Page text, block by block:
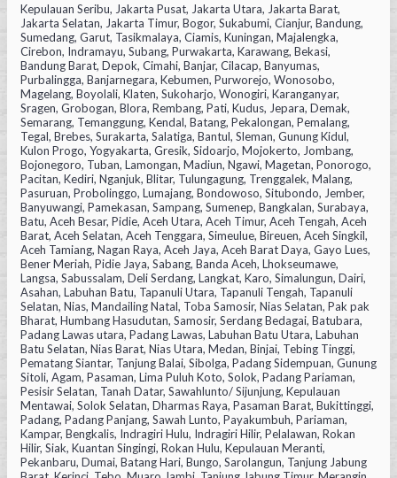
Kepulauan Seribu, Jakarta Pusat, Jakarta Utara, Jakarta Barat,
Jakarta Selatan, Jakarta Timur, Bogor, Sukabumi, Cianjur, Bandung,
Sumedang, Garut, Tasikmalaya, Ciamis, Kuningan, Majalengka,
Cirebon, Indramayu, Subang, Purwakarta, Karawang, Bekasi,
Bandung Barat, Depok, Cimahi, Banjar, Cilacap, Banyumas,
Purbalingga, Banjarnegara, Kebumen, Purworejo, Wonosobo,
Magelang, Boyolali, Klaten, Sukoharjo, Wonogiri, Karanganyar,
Sragen, Grobogan, Blora, Rembang, Pati, Kudus, Jepara, Demak,
Semarang, Temanggung, Kendal, Batang, Pekalongan, Pemalang,
Tegal, Brebes, Surakarta, Salatiga, Bantul, Sleman, Gunung Kidul,
Kulon Progo, Yogyakarta, Gresik, Sidoarjo, Mojokerto, Jombang,
Bojonegoro, Tuban, Lamongan, Madiun, Ngawi, Magetan, Ponorogo,
Pacitan, Kediri, Nganjuk, Blitar, Tulungagung, Trenggalek, Malang,
Pasuruan, Probolinggo, Lumajang, Bondowoso, Situbondo, Jember,
Banyuwangi, Pamekasan, Sampang, Sumenep, Bangkalan, Surabaya,
Batu, Aceh Besar, Pidie, Aceh Utara, Aceh Timur, Aceh Tengah, Aceh
Barat, Aceh Selatan, Aceh Tenggara, Simeulue, Bireuen, Aceh Singkil,
Aceh Tamiang, Nagan Raya, Aceh Jaya, Aceh Barat Daya, Gayo Lues,
Bener Meriah, Pidie Jaya, Sabang, Banda Aceh, Lhokseumawe,
Langsa, Sabussalam, Deli Serdang, Langkat, Karo, Simalungun, Dairi,
Asahan, Labuhan Batu, Tapanuli Utara, Tapanuli Tengah, Tapanuli
Selatan, Nias, Mandailing Natal, Toba Samosir, Nias Selatan, Pak pak
Bharat, Humbang Hasudutan, Samosir, Serdang Bedagai, Batubara,
Padang Lawas utara, Padang Lawas, Labuhan Batu Utara, Labuhan
Batu Selatan, Nias Barat, Nias Utara, Medan, Binjai, Tebing Tinggi,
Pematang Siantar, Tanjung Balai, Sibolga, Padang Sidempuan, Gunung
Sitoli, Agam, Pasaman, Lima Puluh Koto, Solok, Padang Pariaman,
Pesisir Selatan, Tanah Datar, Sawahlunto/ Sijunjung, Kepulauan
Mentawai, Solok Selatan, Dharmas Raya, Pasaman Barat, Bukittinggi,
Padang, Padang Panjang, Sawah Lunto, Payakumbuh, Pariaman,
Kampar, Bengkalis, Indragiri Hulu, Indragiri Hilir, Pelalawan, Rokan
Hilir, Siak, Kuantan Singingi, Rokan Hulu, Kepulauan Meranti,
Pekanbaru, Dumai, Batang Hari, Bungo, Sarolangun, Tanjung Jabung